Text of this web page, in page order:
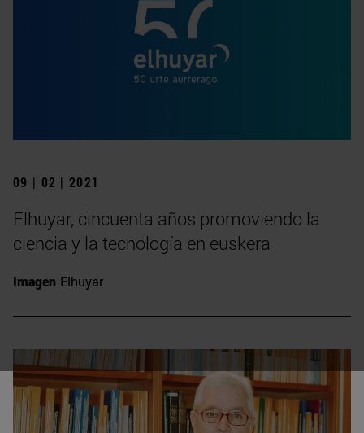
09 | 02 | 2021
Elhuyar, cincuenta años promoviendo la
ciencia y la tecnología en euskera
Imagen Elhuyar